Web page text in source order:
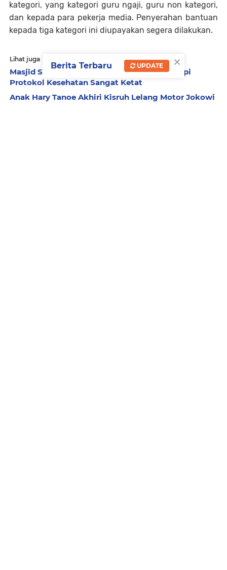
kategori, yang kategori guru ngaji, guru non kategori,
dan kepada para pekerja media. Penyerahan bantuan
kepada tiga kategori ini diupayakan segera dilakukan.
Lihat juga
Masjid Sunan Ampel Gelar Salat Idul Fitri, tapi
Protokol Kesehatan Sangat Ketat
Anak Hary Tanoe Akhiri Kisruh Lelang Motor Jokowi
×
Berita Terbaru UPDATE